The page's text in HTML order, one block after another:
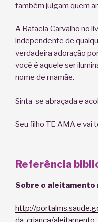
também julgam quem
A Rafaela Carvalho no
independente de
verdadeira adoração
você é aquele ser
nome de mamãe.
Sinta-se abraçada e
Seu filho TE AMA e vai
Referência
Sobre o aleitamento
http://